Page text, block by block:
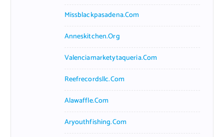
Missblackpasadena.com
Anneskitchen.org
Valenciamarketytaqueria.com
Reefrecordsllc.com
Alawaffle.com
Aryouthfishing.com